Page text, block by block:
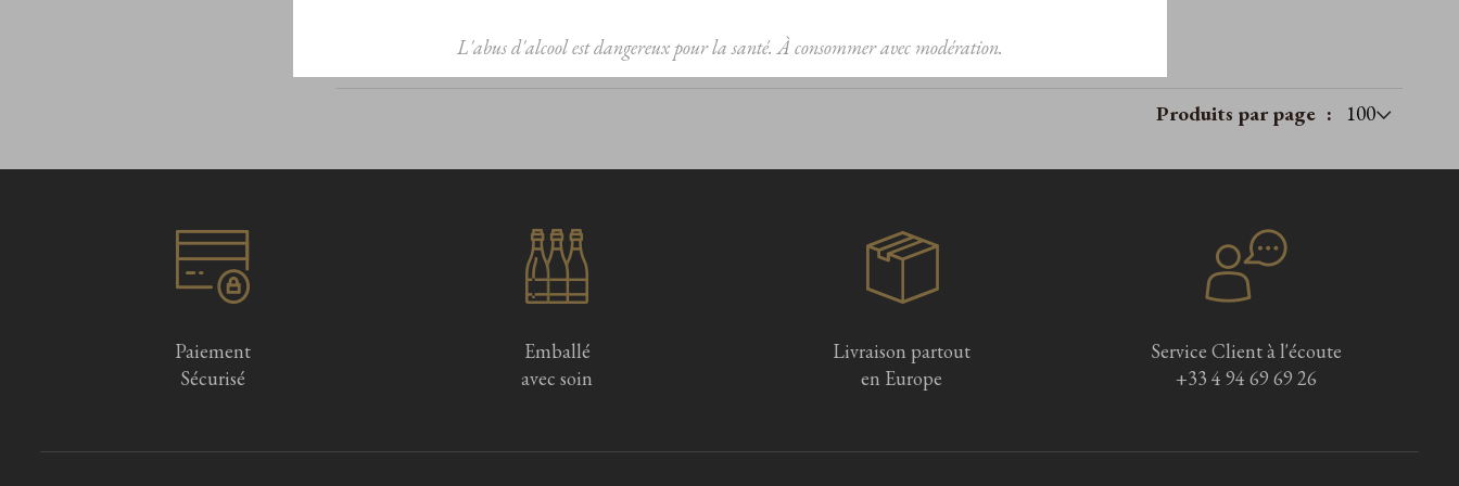
L'abus d'alcool est dangereux pour la santé. À consommer avec modération.
Produits par page
Paiement
Sécurisé
Emballé
avec soin
Livraison partout
en Europe
Service Client à l'écoute
+33 4 94 69 69 26